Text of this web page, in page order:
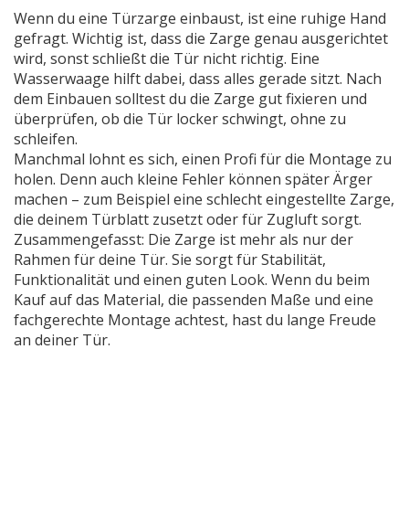
Wenn du eine Türzarge einbaust, ist eine ruhige Hand
gefragt. Wichtig ist, dass die Zarge genau ausgerichtet
wird, sonst schließt die Tür nicht richtig. Eine
Wasserwaage hilft dabei, dass alles gerade sitzt. Nach
dem Einbauen solltest du die Zarge gut fixieren und
überprüfen, ob die Tür locker schwingt, ohne zu
schleifen.
Manchmal lohnt es sich, einen Profi für die Montage zu
holen. Denn auch kleine Fehler können später Ärger
machen – zum Beispiel eine schlecht eingestellte Zarge,
die deinem Türblatt zusetzt oder für Zugluft sorgt.
Zusammengefasst: Die Zarge ist mehr als nur der
Rahmen für deine Tür. Sie sorgt für Stabilität,
Funktionalität und einen guten Look. Wenn du beim
Kauf auf das Material, die passenden Maße und eine
fachgerechte Montage achtest, hast du lange Freude
an deiner Tür.